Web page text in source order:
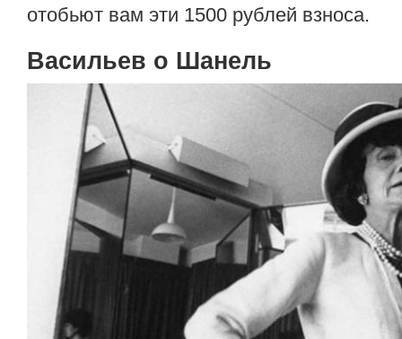
отобьют вам эти 1500 рублей взноса.
Васильев о Шанель